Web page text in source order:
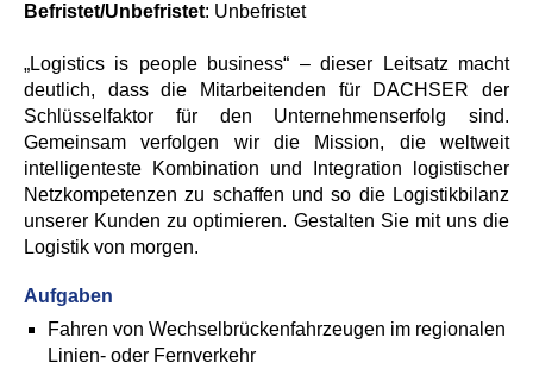
Befristet/Unbefristet: Unbefristet
„Logistics is people business“ – dieser Leitsatz macht
deutlich, dass die Mitarbeitenden für DACHSER der
Schlüsselfaktor für den Unternehmenserfolg sind.
Gemeinsam verfolgen wir die Mission, die weltweit
intelligenteste Kombination und Integration logistischer
Netzkompetenzen zu schaffen und so die Logistikbilanz
unserer Kunden zu optimieren. Gestalten Sie mit uns die
Logistik von morgen.
Aufgaben
Fahren von Wechselbrückenfahrzeugen im regionalen
Linien- oder Fernverkehr